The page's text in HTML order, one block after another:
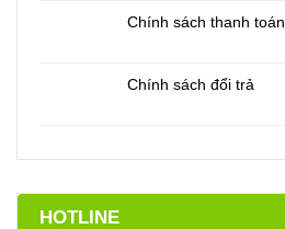
Chính sách thanh toán
Chính sách đổi trả
HOTLINE